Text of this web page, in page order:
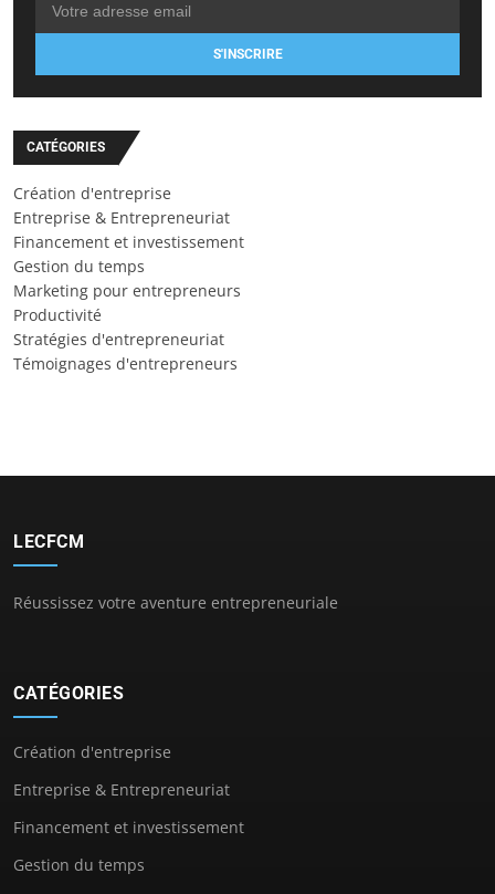
S'INSCRIRE
CATÉGORIES
Création d'entreprise
Entreprise & Entrepreneuriat
Financement et investissement
Gestion du temps
Marketing pour entrepreneurs
Productivité
Stratégies d'entrepreneuriat
Témoignages d'entrepreneurs
LECFCM
Réussissez votre aventure entrepreneuriale
CATÉGORIES
Création d'entreprise
Entreprise & Entrepreneuriat
Financement et investissement
Gestion du temps